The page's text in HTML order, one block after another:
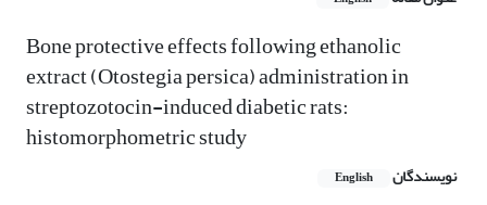
Bone protective effects following ethanolic
extract (Otostegia persica) administration in
streptozotocin-induced diabetic rats:
histomorphometric study
نویسندگان English